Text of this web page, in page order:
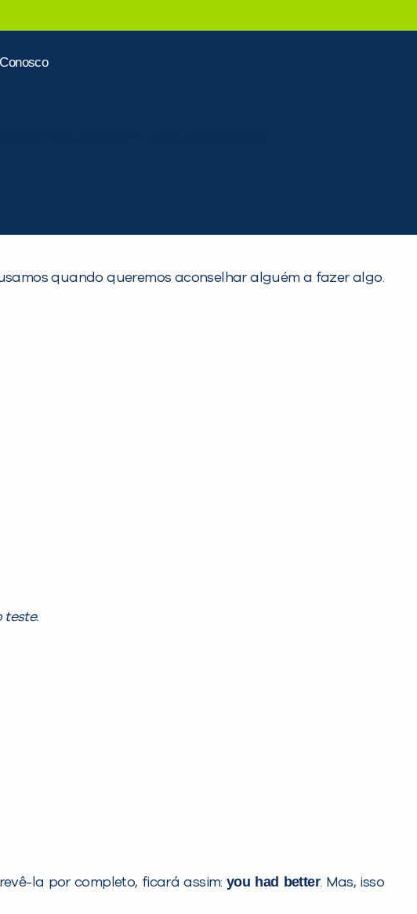
quando queremos aconselhar alguém a fazer algo.
teste.
la por completo, ficará assim: you had better. Mas, isso